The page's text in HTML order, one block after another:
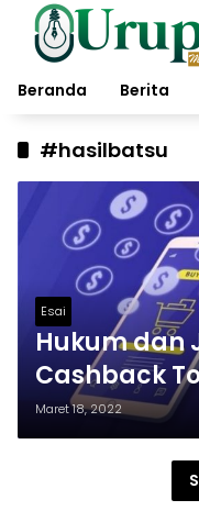
Langsung
konten
Beranda
Berita
#hasilbatsu
Esai
Hukum dan
Cashback
Maret 18, 2022